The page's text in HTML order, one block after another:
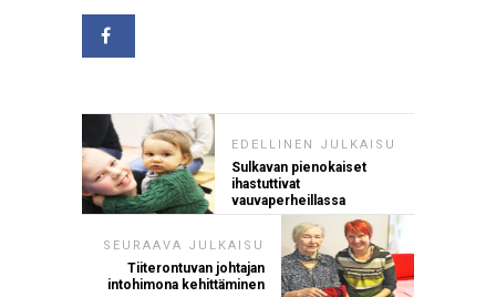
EDELLINEN JULKAISU
Sulkavan pienokaiset
ihastuttivat
vauvaperheillassa
SEURAAVA JULKAISU
Tiiterontuvan johtajan
intohimona kehittäminen